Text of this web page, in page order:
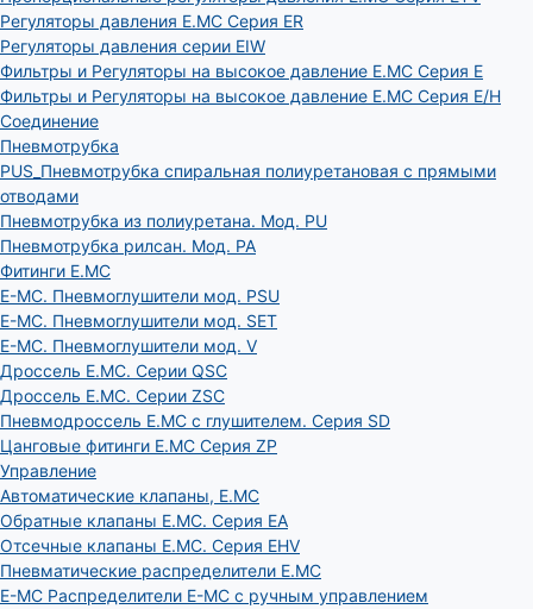
Регуляторы давления E.MC Серия ER
Регуляторы давления серии EIW
Фильтры и Регуляторы на высокое давление E.MC Серия E
Фильтры и Регуляторы на высокое давление E.MC Серия E/H
Соединение
Пневмотрубка
PUS_Пневмотрубка спиральная полиуретановая с прямыми
отводами
Пневмотрубка из полиуретана. Мод. РU
Пневмотрубка рилсан. Мод. PA
Фитинги E.MC
E-MC. Пневмоглушители мод. PSU
E-MC. Пневмоглушители мод. SET
E-MC. Пневмоглушители мод. V
Дроссель E.MC. Серии QSC
Дроссель E.MC. Серии ZSC
Пневмодроссель E.MC с глушителем. Серия SD
Цанговые фитинги E.MC Серия ZP
Управление
Автоматические клапаны, Е.МС
Обратные клапаны E.MC. Серия EA
Отсечные клапаны E.MC. Серия EHV
Пневматические распределители E.MC
E-MC Распределители E-MC с ручным управлением